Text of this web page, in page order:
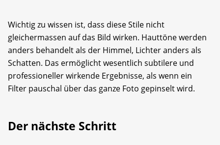
Wichtig zu wissen ist, dass diese Stile nicht
gleichermassen auf das Bild wirken. Hauttöne werden
anders behandelt als der Himmel, Lichter anders als
Schatten. Das ermöglicht wesentlich subtilere und
professioneller wirkende Ergebnisse, als wenn ein
Filter pauschal über das ganze Foto gepinselt wird.
Der nächste Schritt